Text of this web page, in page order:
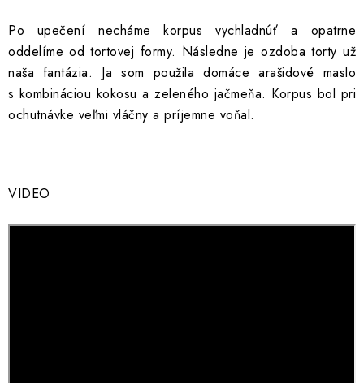
Po upečení necháme korpus vychladnúť a opatrne
oddelíme od tortovej formy. Následne je ozdoba torty už
naša fantázia. Ja som použila domáce arašidové maslo
s kombináciou kokosu a zeleného jačmeňa. Korpus bol pri
ochutnávke veľmi vláčny a príjemne voňal.
VIDEO